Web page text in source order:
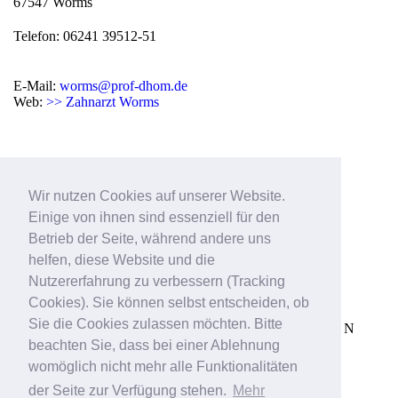
Wir nutzen Cookies auf unserer Website.
Einige von ihnen sind essenziell für den
Betrieb der Seite, während andere uns
helfen, diese Website und die
Nutzererfahrung zu verbessern (Tracking
Cookies). Sie können selbst entscheiden, ob
Sie die Cookies zulassen möchten. Bitte
beachten Sie, dass bei einer Ablehnung
womöglich nicht mehr alle Funktionalitäten
der Seite zur Verfügung stehen. Mehr
Telefon: 06241 39512-51
E-Mail: worms@prof-dhom.de
Web: >> Zahnarzt Worms
| DATENSCHUTZ|IMPRESSUM
©2026 PROF. DR. DHOM & KOLLEGEN